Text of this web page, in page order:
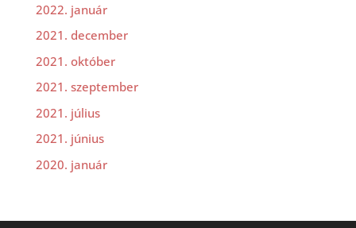
2022. január
2021. december
2021. október
2021. szeptember
2021. július
2021. június
2020. január